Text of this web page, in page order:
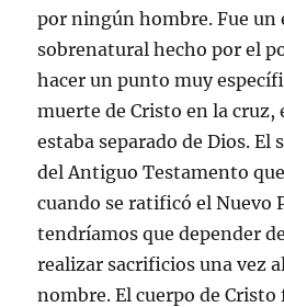
por ningún hombre. Fue un
sobrenatural hecho por el
hacer un punto muy
muerte de Cristo en la cruz,
estaba separado de Dios. El
del Antiguo Testamento
cuando se ratificó el Nuevo
tendríamos que depender
realizar sacrificios una vez
nombre. El cuerpo de Cristo